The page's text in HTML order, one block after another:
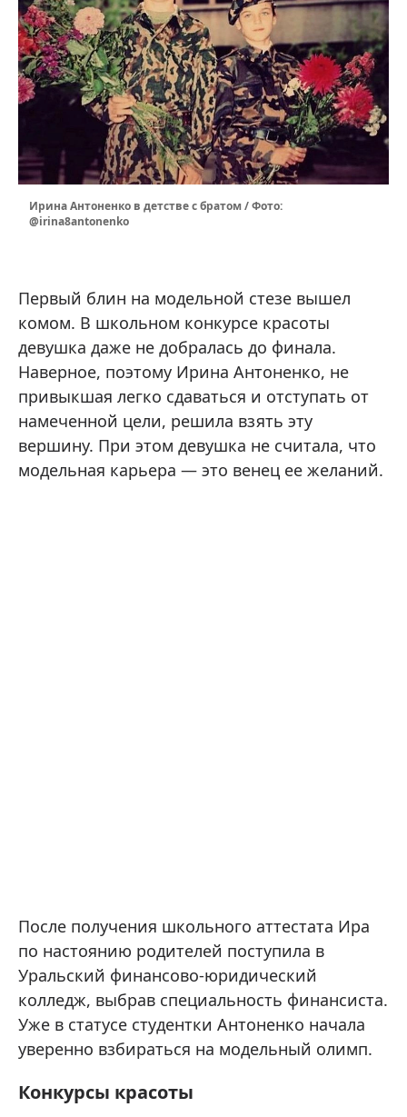
Ирина Антоненко в детстве с братом / Фото:
@irina8antonenko
Первый блин на модельной стезе вышел
комом. В школьном конкурсе красоты
девушка даже не добралась до финала.
Наверное, поэтому Ирина Антоненко, не
привыкшая легко сдаваться и отступать от
намеченной цели, решила взять эту
вершину. При этом девушка не считала, что
модельная карьера — это венец ее желаний.
После получения школьного аттестата Ира
по настоянию родителей поступила в
Уральский финансово-юридический
колледж, выбрав специальность финансиста.
Уже в статусе студентки Антоненко начала
уверенно взбираться на модельный олимп.
Конкурсы красоты